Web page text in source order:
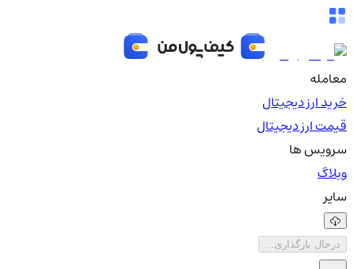
معامله
خرید ارز دیجیتال
قیمت ارز دیجیتال
سرویس ها
وبلاگ
سایر
درحال بارگذاری...